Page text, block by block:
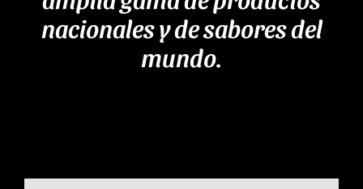
nacionales y de sabores del
mundo.